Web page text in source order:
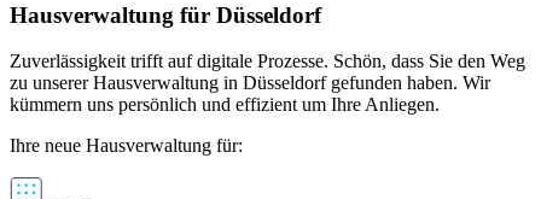
Hausverwaltung für Düsseldorf
Zuverlässigkeit trifft auf digitale Prozesse. Schön, dass Sie den Weg
zu unserer Hausverwaltung in Düsseldorf gefunden haben. Wir
kümmern uns persönlich und effizient um Ihre Anliegen.
Ihre neue Hausverwaltung für: